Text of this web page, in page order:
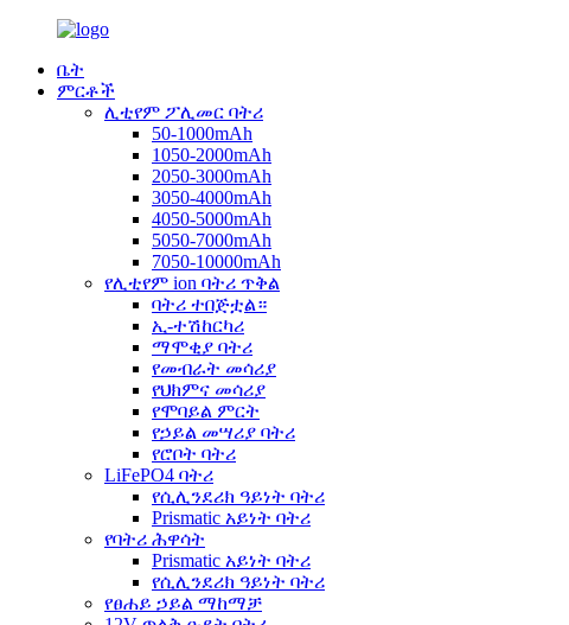
ቤት
ምርቶች
ሊቲየም ፖሊመር ባትሪ
50-1000mAh
1050-2000mAh
2050-3000mAh
3050-4000mAh
4050-5000mAh
5050-7000mAh
7050-10000mAh
የሊቲየም ion ባትሪ ጥቅል
ባትሪ ተበጅቷል።
ኢ-ተሽከርካሪ
ማሞቂያ ባትሪ
የመብራት መሳሪያ
የህክምና መሳሪያ
የሞባይል ምርት
የኃይል መሣሪያ ባትሪ
የሮቦት ባትሪ
LiFePO4 ባትሪ
የሲሊንደሪክ ዓይነት ባትሪ
Prismatic አይነት ባትሪ
የባትሪ ሕዋሳት
Prismatic አይነት ባትሪ
የሲሊንደሪክ ዓይነት ባትሪ
የፀሐይ ኃይል ማከማቻ